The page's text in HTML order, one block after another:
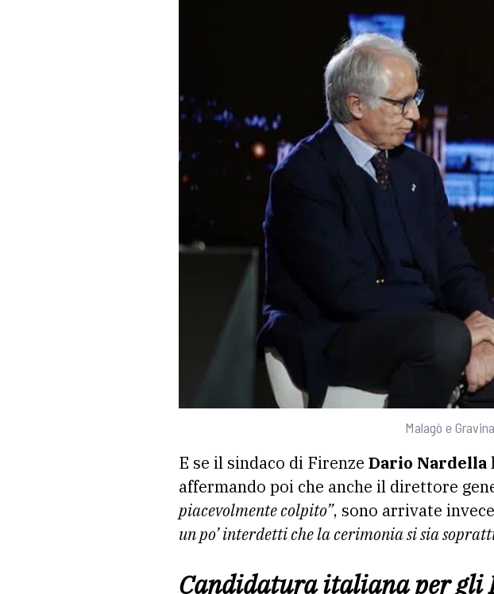
Malagò e
E se il sindaco di Firenze Dario Nardella
affermando poi che anche il direttore
piacevolmente colpito”, sono arrivate
un po’ interdetti che la cerimonia si sia
Candidatura italiana per gli